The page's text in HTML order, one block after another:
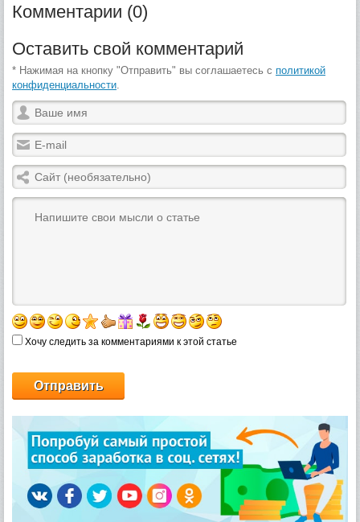
Комментарии (0)
Оставить свой комментарий
* Нажимая на кнопку "Отправить" вы соглашаетесь с политикой
конфиденциальности
Хочу следить за комментариями к этой статье